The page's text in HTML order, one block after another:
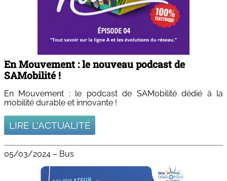
En Mouvement : le nouveau podcast de
SAMobilité !
En Mouvement : le podcast de SAMobilité dédié à la
mobilité durable et innovante !
LIRE L'ACTUALITÉ
05/03/2024 – Bus